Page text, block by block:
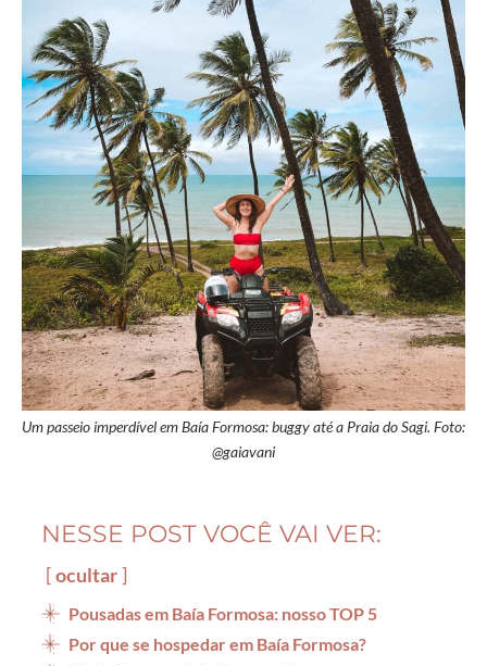
Um passeio imperdível em Baía Formosa: buggy até a Praia do Sagi. Foto:
@gaiavani
NESSE POST VOCÊ VAI VER:
ocultar
Pousadas em Baía Formosa: nosso TOP 5
Por que se hospedar em Baía Formosa?